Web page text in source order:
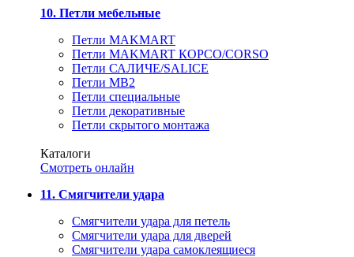
10. Петли мебельные
Петли MAKMART
Петли MAKMART КОРСО/CORSO
Петли САЛИЧЕ/SALICE
Петли MB2
Петли специальные
Петли декоративные
Петли скрытого монтажа
Каталоги
Смотреть онлайн
11. Смягчители удара
Смягчители удара для петель
Смягчители удара для дверей
Cмягчители удара самоклеящиеся